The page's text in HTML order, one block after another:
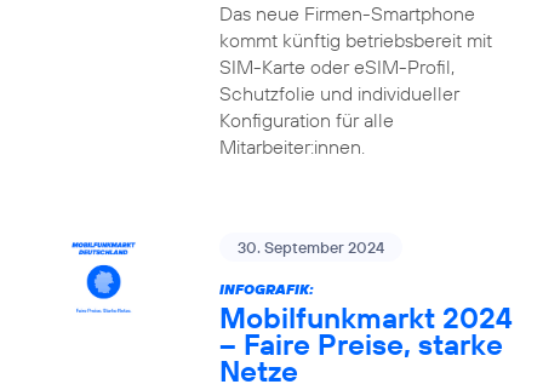
Das neue Firmen-Smartphone
kommt künftig betriebsbereit mit
SIM-Karte oder eSIM-Profil,
Schutzfolie und individueller
Konfiguration für alle
Mitarbeiter:innen.
30. September 2024
INFOGRAFIK:
Mobilfunkmarkt 2024
– Faire Preise, starke
Netze